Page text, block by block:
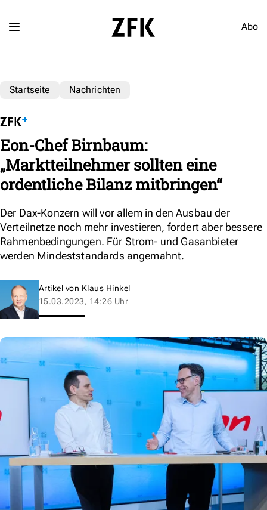
Abo
Startseite Nachrichten
Eon-Chef Birnbaum:
„Marktteilnehmer sollten eine
ordentliche Bilanz mitbringen“
Der Dax-Konzern will vor allem in den Ausbau der
Verteilnetze noch mehr investieren, fordert aber bessere
Rahmenbedingungen. Für Strom- und Gasanbieter
werden Mindeststandards angemahnt.
Artikel von Klaus Hinkel
15.03.2023, 14:26 Uhr